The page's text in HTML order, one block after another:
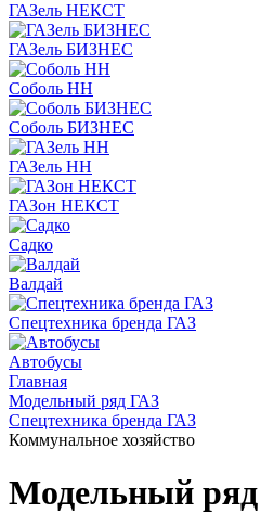
ГАЗель НЕКСТ
ГАЗель БИЗНЕС
Соболь НН
Соболь БИЗНЕС
ГАЗель НН
ГАЗон НЕКСТ
Садко
Валдай
Спецтехника бренда ГАЗ
Автобусы
Главная
Модельный ряд ГАЗ
Спецтехника бренда ГАЗ
Коммунальное хозяйство
Модельный ряд